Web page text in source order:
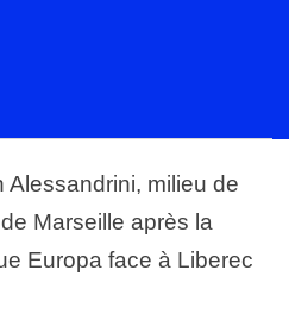
Alessandrini, milieu de
Marseille après la
Europa face à Liberec